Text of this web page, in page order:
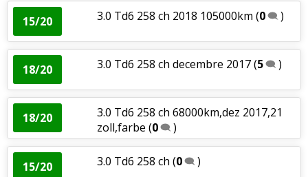
15/20 3.0 Td6 258 ch 2018 105000km (0 )
18/20 3.0 Td6 258 ch decembre 2017(5 )
18/20
3.0 Td6 258 ch 68000km,dez 2017,21
zoll,farbe (0 )
15/20 3.0 Td6 258 ch (0 )